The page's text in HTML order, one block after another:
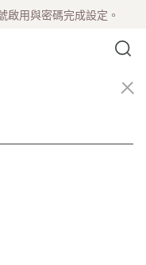
啟用與密碼完成設定。